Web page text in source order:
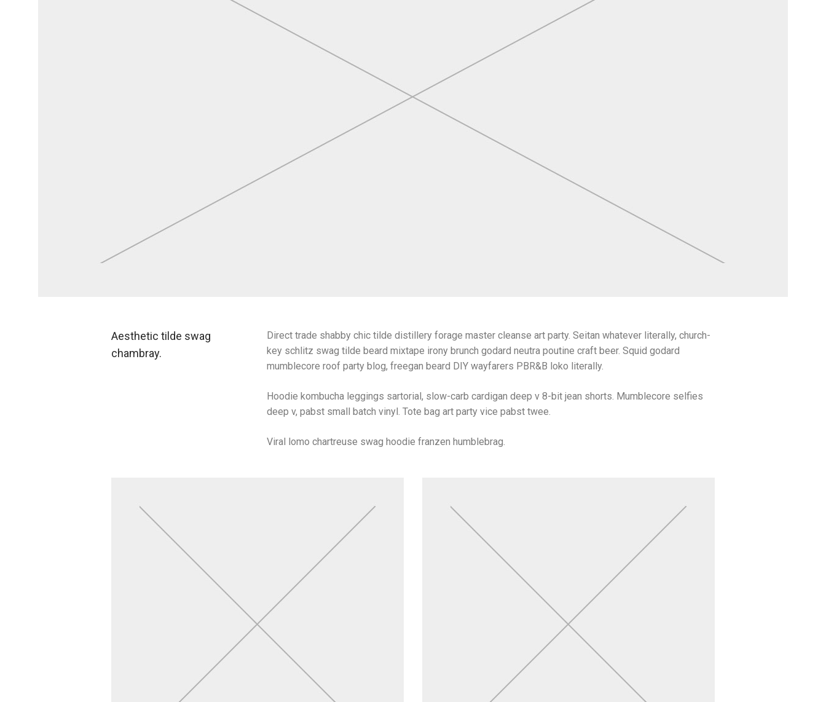
Aesthetic tilde swag
chambray.
Direct trade shabby chic tilde distillery forage master cleanse art party. Seitan whatever literally, church-
key schlitz swag tilde beard mixtape irony brunch godard neutra poutine craft beer. Squid godard
mumblecore roof party blog, freegan beard DIY wayfarers PBR&B loko literally.
Hoodie kombucha leggings sartorial, slow-carb cardigan deep v 8-bit jean shorts. Mumblecore selfies
deep v, pabst small batch vinyl. Tote bag art party vice pabst twee.
Viral lomo chartreuse swag hoodie franzen humblebrag.